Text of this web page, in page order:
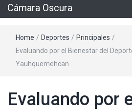
Cámara Oscura
Home / Deportes / Principales /
Evaluando por el Bienestar del
Yauhquemehcan
Evaluando por